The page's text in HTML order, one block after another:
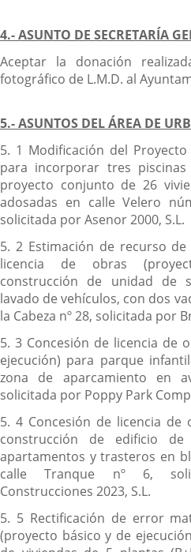
4.- ASUNTO DE SECRETARÍA
Aceptar la donación
fotográfico de L.M.D. al
5.- ASUNTOS DEL ÁREA DE
5. 1 Modificación del
para incorporar tres
proyecto conjunto de 26
adosadas en calle Velero
solicitada por Asenor 2000, S.L.
5. 2 Estimación de recurso
licencia de obras
construcción de unidad de
lavado de vehículos, con dos
la Cabeza nº 28, solicitada por
5. 3 Concesión de licencia de
ejecución) para parque
zona de aparcamiento en
solicitada por Poppy Park
5. 4 Concesión de licencia de
construcción de edificio
apartamentos y trasteros en
calle Tranque nº 6,
Construcciones 2023, S.L.
5. 5 Rectificación de error
(proyecto básico y de